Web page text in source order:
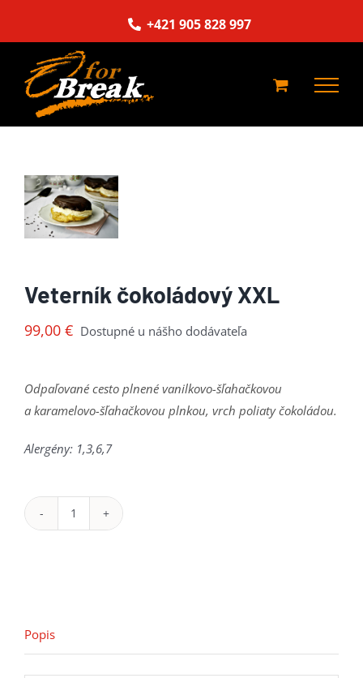
+421 905 828 997
Veterník čokoládový XXL
99,00 € Dostupné u nášho dodávateľa
Odpaľované cesto plnené vanilkovo-šľahačkovou
a karamelovo-šľahačkovou plnkou, vrch poliaty čokoládou.
Alergény: 1,3,6,7
množstvo
Popis